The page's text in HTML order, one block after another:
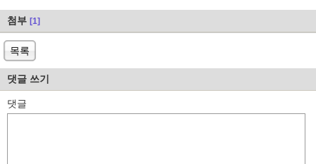
첨부 [1]
목록
댓글 쓰기
댓글